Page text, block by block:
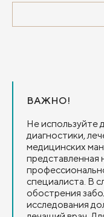
ВАЖНО!
Не используйте
диагностики,
медицинских
представленная
специалиста. В
обострения
исследования